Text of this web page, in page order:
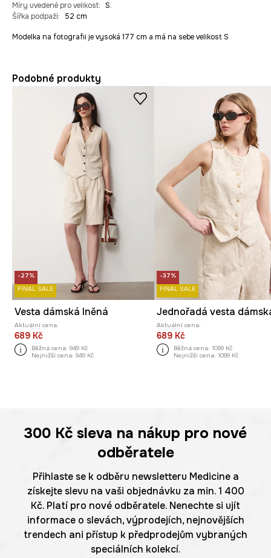
Míry uvedené pro velikost: S.
Šířka podpaží: 52 cm
Modelka na fotografii je vysoká 177 cm a má na sebe velikost S
Podobné produkty
-27%
FINAL SALE
Vesta dámská lněná
Aktuální cena:
689 Kč
Běžná cena: 949 Kč
Nejnižší cena: 949 Kč
-37%
FINAL SALE
Aktuální cena:
689 Kč
Běžná cena: 1099 Kč
Nejnižší cena: 1099 Kč
300 Kč sleva na nákup pro nové
odběratele
Přihlaste se k odběru newsletteru Medicine a
získejte slevu na vaši objednávku za min. 1 400
Kč. Platí pro nové odběratele. Nenechte si ujít
informace o slevách, výprodejích, nejnovějších
trendech ani přístup k předprodejům vybraných
speciálních kolekcí.